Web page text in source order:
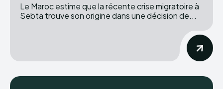
Le Maroc estime que la récente crise migratoire à
Sebta trouve son origine dans une décision de...